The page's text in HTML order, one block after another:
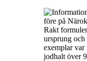
Rakt
ursprung
exemplar
jodhalt över